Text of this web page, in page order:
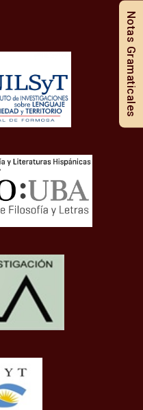
Notas Gramaticales